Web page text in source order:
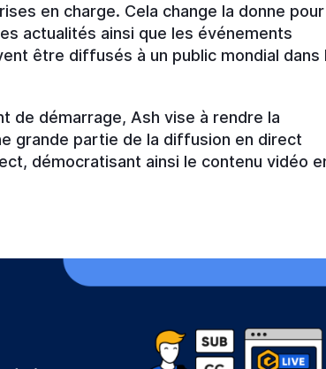
en charge. Cela change la donne pour
actualités ainsi que les événements
être diffusés à un public mondial dans
de démarrage, Ash vise à rendre la
grande partie de la diffusion en direct
démocratisant ainsi le contenu vidéo